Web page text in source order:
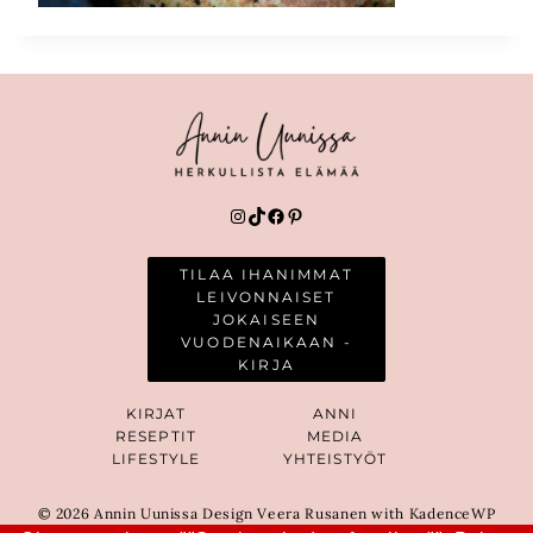
Instagram
TikTok
Facebook
Pinterest
TILAA IHANIMMAT
LEIVONNAISET
JOKAISEEN
VUODENAIKAAN -
KIRJA
KIRJAT
RESEPTIT
LIFESTYLE
ANNI
MEDIA
YHTEISTYÖT
© 2026 Annin Uunissa Design Veera Rusanen with KadenceWP